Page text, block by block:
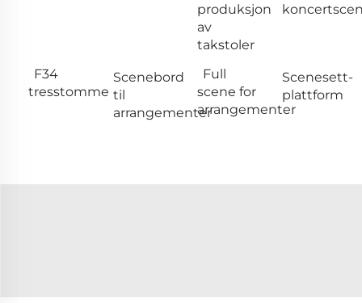
produksjon
av
takstoler
F34
tresstomme
Scenebord
til
arrangementer
Full
scene for
arrangementer
Scenesett-
plattform